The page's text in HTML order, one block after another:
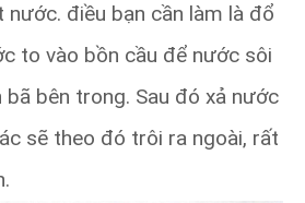
điều bạn cần làm là đổ
to vào bồn cầu để nước sôi
bên trong. Sau đó xả nước
sẽ theo đó trôi ra ngoài, rất